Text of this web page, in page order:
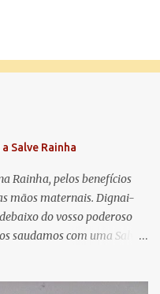
Salve Rainha
Rainha, pelos benefícios
mãos maternais. Dignai-
do vosso poderoso
saudamos com uma Salve